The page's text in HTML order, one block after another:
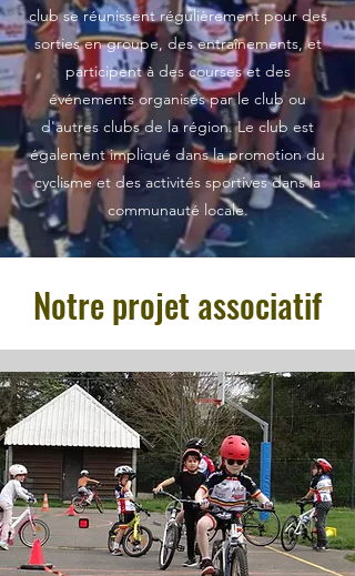
club se réunissent régulièrement pour des
sorties en groupe, des entraînements, et
participent à des courses et des
événements organisés par le club ou
d'autres clubs de la région. Le club est
également impliqué dans la promotion du
cyclisme et des activités sportives dans la
communauté locale.
Notre projet associatif